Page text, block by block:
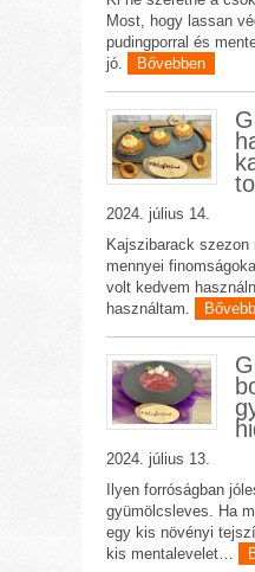
Most, hogy lassan
pudingporral és
jó.
Bővebben
2024. július 14.
Kajszibarack
mennyei
volt kedvem
használtam.
2024. július 13.
Ilyen forróságban
gyümölcsleves. Ha
egy kis növényi
kis mentalevelet…